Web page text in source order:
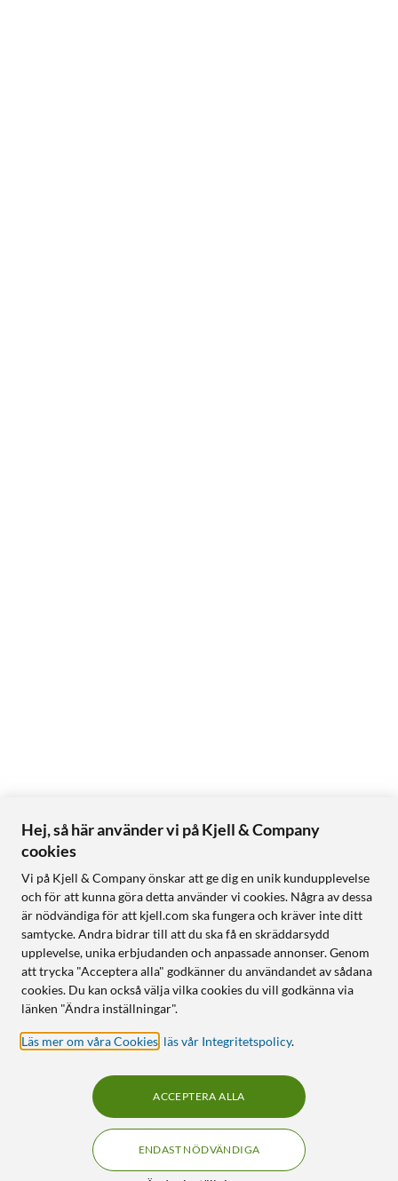
Hej, så här använder vi på Kjell & Company
cookies
Vi på Kjell & Company önskar att ge dig en unik kundupplevelse
och för att kunna göra detta använder vi cookies. Några av dessa
är nödvändiga för att kjell.com ska fungera och kräver inte ditt
samtycke. Andra bidrar till att du ska få en skräddarsydd
upplevelse, unika erbjudanden och anpassade annonser. Genom
att trycka "Acceptera alla" godkänner du användandet av sådana
cookies. Du kan också välja vilka cookies du vill godkänna via
länken "Ändra inställningar".
Läs mer om våra Cookies läs vår Integritetspolicy.
ENDAST NÖDVÄNDIGA
ACCEPTERA ALLA